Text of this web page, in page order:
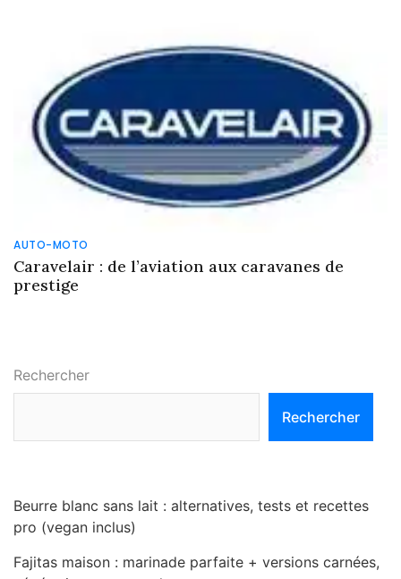
AUTO-MOTO
Caravelair : de l’aviation aux caravanes de
prestige
Rechercher
Rechercher
Beurre blanc sans lait : alternatives, tests et recettes
pro (vegan inclus)
Fajitas maison : marinade parfaite + versions carnées,